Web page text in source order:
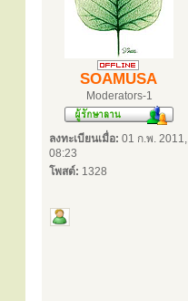
SOAMUSA
Moderators-1
ลงทะเบียนเมื่อ: 01 ก.พ. 2011,
08:23
โพสต์: 1328